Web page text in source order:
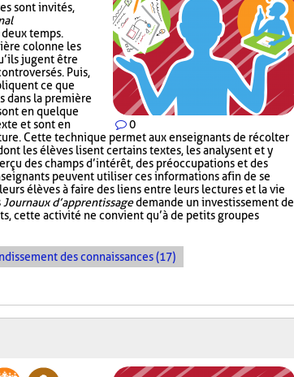
0
sont invités,
temps.
colonne les
jugent être
Puis,
ce que
dans la première
en quelque
et sont en
Cette technique permet aux enseignants de récolter
les élèves lisent certains textes, les analysent et y
des champs d’intérêt, des préoccupations et des
peuvent utiliser ces informations afin de se
élèves à faire des liens entre leurs lectures et la vie
Journaux d’apprentissagedemande un investissement de
cette activité ne convient qu’à de petits groupes
des connaissances (17)